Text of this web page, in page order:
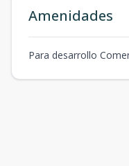
Amenidades
Para desarrollo